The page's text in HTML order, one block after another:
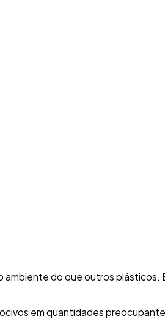
ambiente do que outros plásticos.
em quantidades